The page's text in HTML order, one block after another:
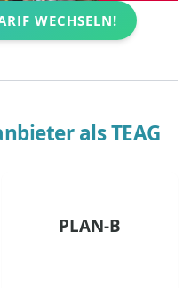
WECHSELN!
alsTEAG
PLAN-B